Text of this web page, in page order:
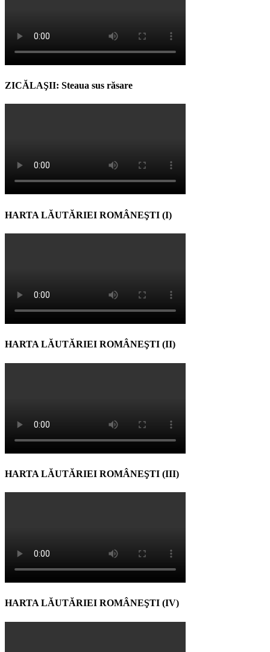
ZICĂLAŞII: Steaua sus răsare
HARTA LĂUTĂRIEI ROMÂNEŞTI (I)
HARTA LĂUTĂRIEI ROMÂNEŞTI (II)
HARTA LĂUTĂRIEI ROMÂNEŞTI (III)
HARTA LĂUTĂRIEI ROMÂNEŞTI (IV)